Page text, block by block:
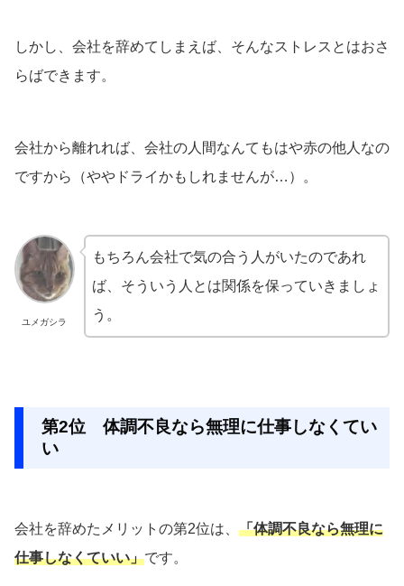
しかし、会社を辞めてしまえば、そんなストレスとはおさ
らばできます。
会社から離れれば、会社の人間なんてもはや赤の他人なの
ですから（ややドライかもしれませんが…）。
ユメガシラ
もちろん会社で気の合う人がいたのであれ
ば、そういう人とは関係を保っていきましょ
う。
第2位 体調不良なら無理に仕事しなくてい
い
会社を辞めたメリットの第2位は、 「体調不良なら無理に
仕事しなくていい」です。